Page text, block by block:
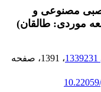
مصنوعی و
موردی: طالقان)
، 1391
، صفحه